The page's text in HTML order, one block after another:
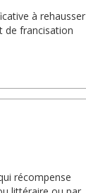
à rehausser
de francisation
récompense